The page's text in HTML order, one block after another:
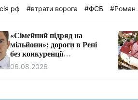
рф #втрати ворога #ФСБ #Роман
«Сімейний підряд на
мільйони»: дороги в Рені
без конкуренції
ремонтуватиме фірма
комісії Ізмаїла.
06.08.2026